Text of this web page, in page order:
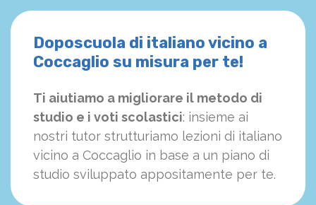
Doposcuola di italiano vicino a
Coccaglio su misura per te!
Ti aiutiamo a migliorare il metodo di
studio e i voti scolastici: insieme ai
nostri tutor strutturiamo lezioni di italiano
vicino a Coccaglio in base a un piano di
studio sviluppato appositamente per te.